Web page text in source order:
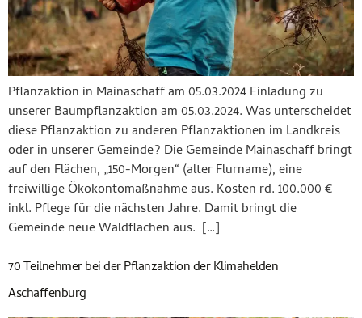
Pflanzaktion in Mainaschaff am 05.03.2024 Einladung zu
unserer Baumpflanzaktion am 05.03.2024. Was unterscheidet
diese Pflanzaktion zu anderen Pflanzaktionen im Landkreis
oder in unserer Gemeinde? Die Gemeinde Mainaschaff bringt
auf den Flächen, „150-Morgen“ (alter Flurname), eine
freiwillige Ökokontomaßnahme aus. Kosten rd. 100.000 €
inkl. Pflege für die nächsten Jahre. Damit bringt die
Gemeinde neue Waldflächen aus. […]
70 Teilnehmer bei der Pflanzaktion der Klimahelden
Aschaffenburg